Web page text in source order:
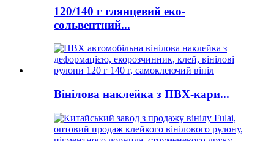
120/140 г глянцевий еко-
сольвентний...
Вінілова наклейка з ПВХ-кари...